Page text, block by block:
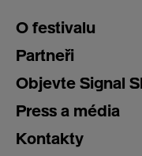
O festivalu
Partneři
Objevte Signal
Press a média
Kontakty